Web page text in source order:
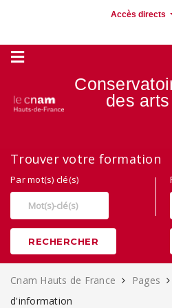
Accès directs
France
des
Trouver votre formation
Par mot(s) clé(s)
RECHERCHER
Cnam Hauts de France Pages
d'information